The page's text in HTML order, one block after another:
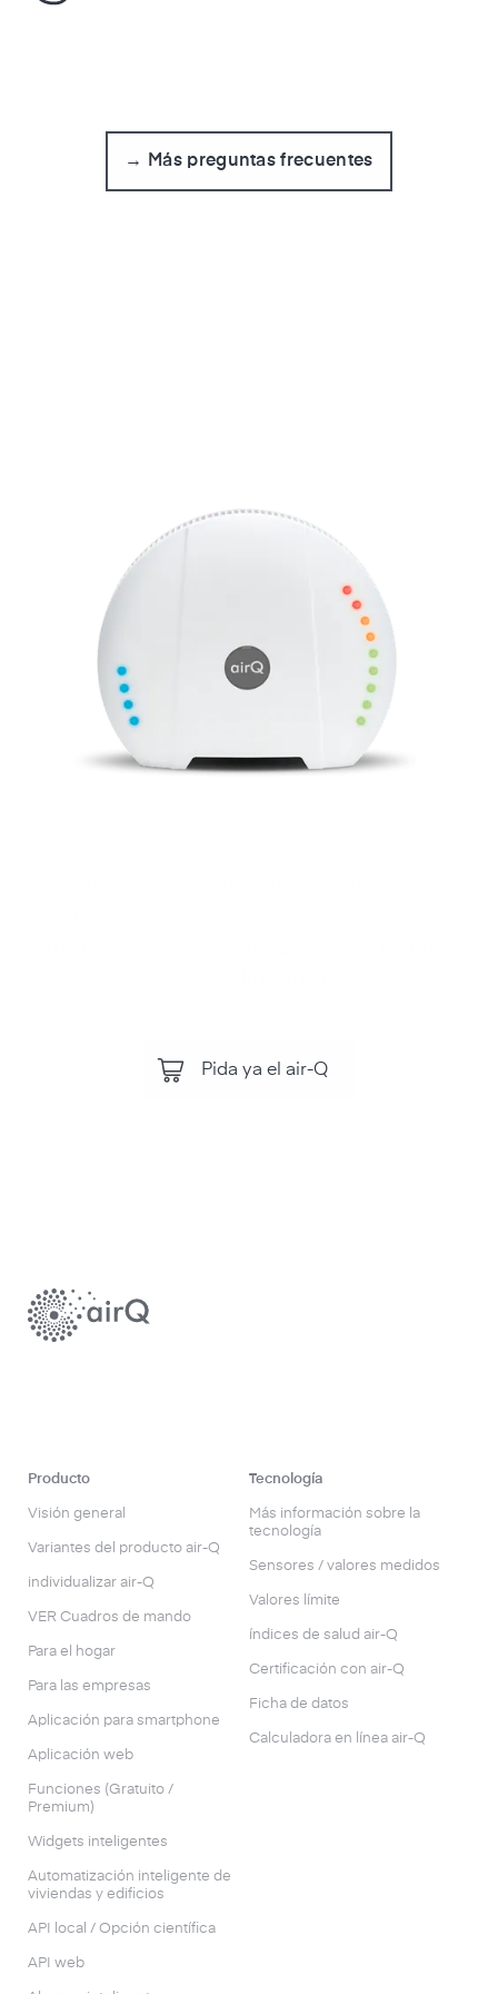
→ Más preguntas frecuentes
Pida ya el air-Q
Producto
Visión general
Variantes del producto air-Q
individualizar air-Q
VER Cuadros de mando
Para el hogar
Para las empresas
Aplicación para smartphone
Aplicación web
Funciones (Gratuito /
Premium)
Widgets inteligentes
Automatización inteligente de
viviendas y edificios
API local / Opción científica
API web
Tecnología
Más información sobre la
tecnología
Sensores / valores medidos
Valores límite
índices de salud air-Q
Certificación con air-Q
Ficha de datos
Calculadora en línea air-Q